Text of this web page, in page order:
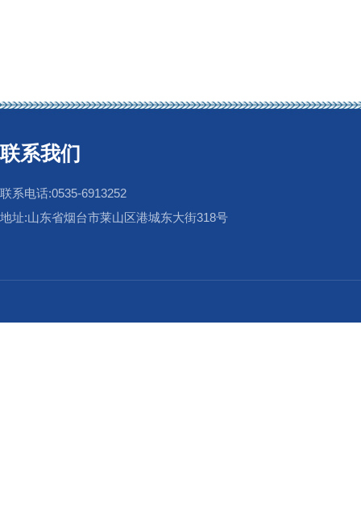
联系我们
联系电话:0535-6913252
地址:山东省烟台市莱山区港城东大街318号